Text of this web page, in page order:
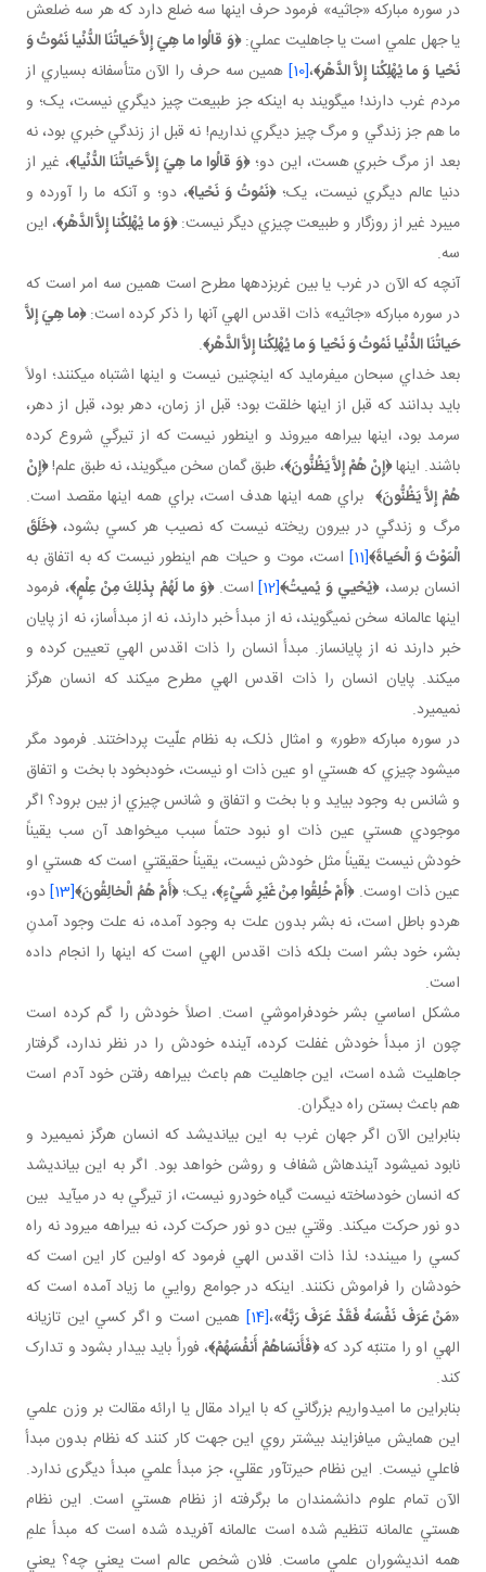
در سوره مبارکه «جاثيه» فرمود حرف اينها سه ضلع دارد که هر سه ضلعش
يا جهل علمي است يا جاهليت عملي:﴿وَ قالُوا ما هِيَ إِلاَّ حَياتُنَا الدُّنْيا نَمُوتُ وَ
نَحْيا وَ ما يُهْلِكُنا إِلاَّ الدَّهْر﴾،[10]
همين سه حرف را الآن متأسفانه بسياري از
مردم غرب دارند! مي گويند به اينکه جز طبيعت چيز ديگري نيست، يک؛ و
ما هم جز زندگي و مرگ چيز ديگري نداريم! نه قبل از زندگي خبري بود، نه
بعد از مرگ خبري هست، اين دو؛﴿وَ قالُوا ما هِيَ إِلاَّ حَياتُنَا الدُّنْيا﴾، غير از
دنيا عالم ديگري نيست، يک؛﴿نَمُوتُ وَ نَحْيا﴾، دو؛ و آنکه ما را آورده و
مي برد غير از روزگار و طبيعت چيزي ديگر نيست:﴿وَ ما يُهْلِكُنا إِلاَّ الدَّهْر﴾، اين
سه.
آنچه که الآن در غرب يا بين غرب زده ها مطرح است همين سه امر است که
در سوره مبارکه «جاثيه» ذات اقدس الهي آنها را ذکر کرده است:﴿ما هِيَ إِلاَّ
حَياتُنَا الدُّنْيا نَمُوتُ وَ نَحْيا وَ ما يُهْلِكُنا إِلاَّ الدَّهْر﴾.
بعد خداي سبحان مي فرمايد که اين چنين نيست و اينها اشتباه مي کنند؛ اولاً
بايد بدانند که قبل از اينها خلقت بود؛ قبل از زمان، دهر بود، قبل از دهر،
سرمد بود، اينها بيراهه مي روند و اين طور نيست که از تيرگي شروع کرده
باشند. اينها﴿إِنْ هُمْ إِلاَّ يَظُنُّونَ﴾، طبق گمان سخن مي گويند، نه طبق علم!﴿إِنْ
هُمْ إِلاَّ يَظُنُّونَ﴾ براي همه اينها هدف است، براي همه اينها مقصد است.
مرگ و زندگي در بيرون ريخته نيست که نصيب هر کسي بشود،﴿خَلَقَ
الْمَوْتَ وَ الْحَياةَ﴾[11]
است، موت و حيات هم اين طور نيست که به اتفاق به
انسان برسد،﴿يُحْيي‏ وَ يُميتُ﴾[12] است.﴿وَ ما لَهُمْ بِذلِكَ مِنْ عِلْمٍ﴾، فرمود
اينها عالمانه سخن نمي گويند، نه از مبدأ خبر دارند، نه از مبدأساز، نه از پايان
خبر دارند نه از پايان ساز. مبدأ انسان را ذات اقدس الهي تعيين کرده و
مي کند. پايان انسان را ذات اقدس الهي مطرح مي کند که انسان هرگز
نمي ميرد.
در سوره مبارکه «طور» و امثال ذلک، به نظام علّيت پرداختند. فرمود مگر
مي شود چيزي که هستي او عين ذات او نيست، خودبخود با بخت و اتفاق
و شانس به وجود بيايد و با بخت و اتفاق و شانس چيزي از بين برود؟ اگر
موجودي هستي عين ذات او نبود حتماً سبب مي خواهد آن سب يقيناً
خودش نيست يقيناً مثل خودش نيست، يقيناً حقيقتي است که هستي او
عين ذات اوست.﴿أَمْ خُلِقُوا مِنْ غَيْرِ شَيْ‏ءٍ﴾، يک؛﴿أَمْ هُمُ الْخالِقُونَ﴾[13]
دو،
هردو باطل است، نه بشر بدون علت به وجود آمده، نه علت وجود آمدنِ
بشر، خود بشر است بلکه ذات اقدس الهي است که اينها را انجام داده
است.
مشکل اساسي بشر خودفراموشي است. اصلاً خودش را گم کرده است
چون از مبدأ خودش غفلت کرده، آينده خودش را در نظر ندارد، گرفتار
جاهليت شده است، اين جاهليت هم باعث بيراهه رفتن خود آدم است
هم باعث بستن راه ديگران.
بنابراين الآن اگر جهان غرب به اين بيانديشد که انسان هرگز نمي ميرد و
نابود نمي شود آينده اش شفاف و روشن خواهد بود. اگر به اين بيانديشد
که انسان خودساخته نيست گياه خودرو نيست، از تيرگي به در مي آيد بين
دو نور حرکت مي کند. وقتي بين دو نور حرکت کرد، نه بيراهه مي رود نه راه
کسي را مي بندد؛ لذا ذات اقدس الهي فرمود که اولين کار اين است که
خودشان را فراموش نکنند. اينکه در جوامع روايي ما زياد آمده است که
«مَنْ عَرَفَ نَفْسَهُ فَقَدْ عَرَفَ رَبَّهُ»،[14]
‌ همين است و اگر کسي اين تازيانه
الهي او را متنبّه کرد که﴿فَأَنسَاهُمْ أَنفُسَهُمْ﴾، فوراً بايد بيدار بشود و تدارک
کند.
بنابراين ما اميدواريم بزرگاني که با ايراد مقال يا ارائه مقالت بر وزن علمي
اين همايش مي افزايند بيشتر روي اين جهت کار کنند که نظام بدون مبدأ
فاعلي نيست. اين نظام حيرت آور عقلي، جز مبدأ علمي مبدأ ديگری ندارد.
الآن تمام علوم دانشمندان ما برگرفته از نظام هستي است. اين نظام
هستي عالمانه تنظيم شده است عالمانه آفريده شده است که مبدأ علمِ
همه انديشوران علمي ماست. فلان شخص عالم است يعني چه؟ يعني